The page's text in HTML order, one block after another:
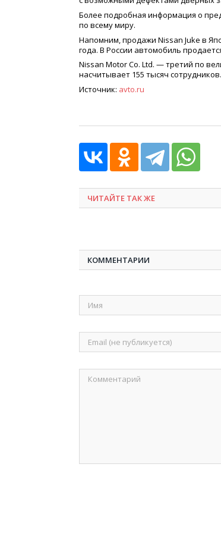
Более подробная информация о
по всему миру.
Напомним, продажи Nissan Juke в
года. В России автомобиль
Nissan Motor Co. Ltd. — третий по
насчитывает 155 тысяч сотрудников.
Источник: avto.ru
ЧИТАЙТЕ ТАК ЖЕ
КОММЕНТАРИИ